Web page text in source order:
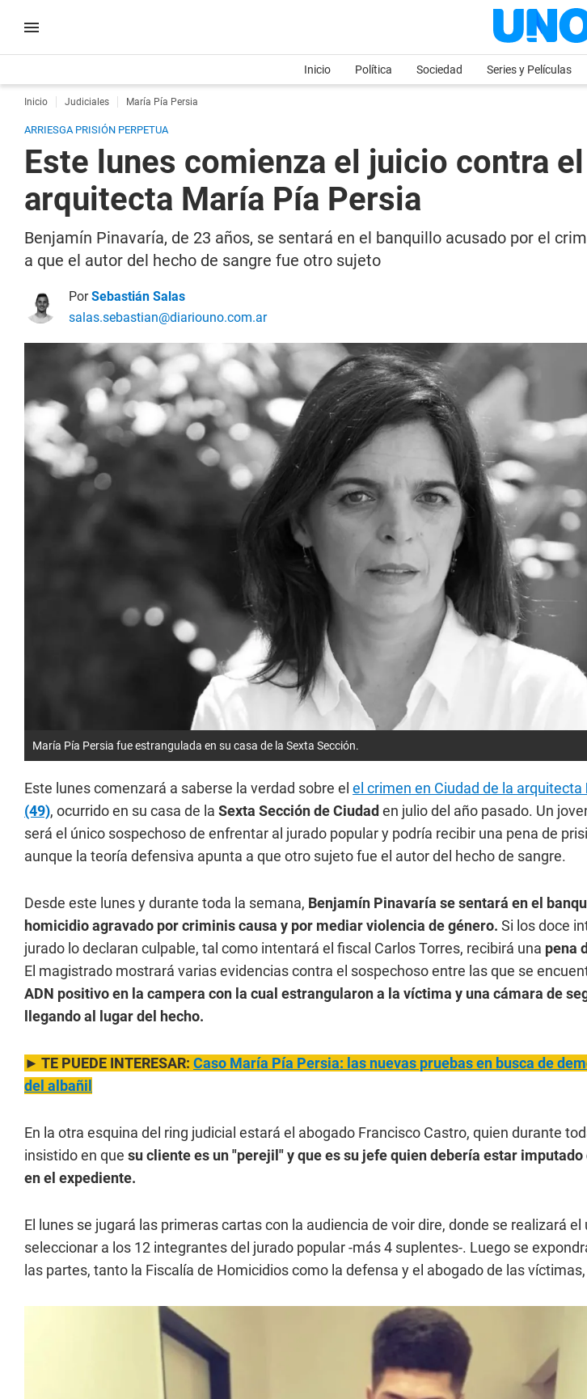
Inicio Política Sociedad Series y Películas
Inicio Judiciales María Pía Persia
ARRIESGA PRISIÓN PERPETUA
Este lunes comienza el juicio contra
arquitecta María Pía Persia
Benjamín Pinavaría, de 23 años, se sentará en el banquillo acusado por el
a que el autor del hecho de sangre fue otro sujeto
PorSebastián Salas
salas.sebastian@diariouno.com.ar
María Pía Persia fue estrangulada en su casa de la Sexta Sección.
Este lunes comenzará a saberse la verdad sobre el el crimen en Ciudad de la arquitecta
(49), ocurrido en su casa de la Sexta Sección de Ciudaden julio del año pasado. Un
será el único sospechoso de enfrentar al jurado popular y podría recibir una pena de
aunque la teoría defensiva apunta a que otro sujeto fue el autor del hecho de sangre.
Desde este lunes y durante toda la semana, Benjamín Pinavaría se sentará en el
homicidio agravado por criminis causa y por mediar violencia de género. Si los doce
jurado lo declaran culpable, tal como intentará el fiscal Carlos Torres, recibirá una pena
El magistrado mostrará varias evidencias contra el sospechoso entre las que se
ADN positivo en la campera con la cual estrangularon a la víctima y una cámara de
llegando al lugar del hecho.
► TE PUEDE INTERESAR: Caso María Pía Persia: las nuevas pruebas en busca de
del albañil
En la otra esquina del ring judicial estará el abogado Francisco Castro, quien durante
insistido en que su cliente es un "perejil" y que es su jefe quien debería estar
en el expediente.
El lunes se jugará las primeras cartas con la audiencia de voir dire, donde se realizará
seleccionar a los 12 integrantes del jurado popular -más 4 suplentes-. Luego se
las partes, tanto la Fiscalía de Homicidios como la defensa y el abogado de las